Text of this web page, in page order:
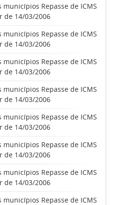
Repasse de ICMS
de 14/03/2006
Repasse de ICMS
de 14/03/2006
Repasse de ICMS
de 14/03/2006
Repasse de ICMS
de 14/03/2006
Repasse de ICMS
de 14/03/2006
Repasse de ICMS
de 14/03/2006
Repasse de ICMS
de 14/03/2006
Repasse de ICMS